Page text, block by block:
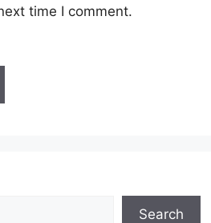
time I comment.
Search